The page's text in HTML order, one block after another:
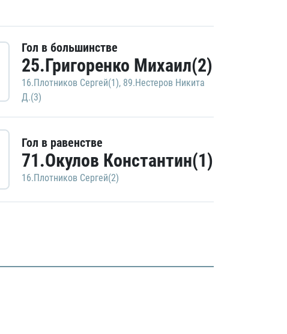
Гол в большинстве
25.Григоренко Михаил(2)
16.Плотников Сергей(1), 89.Нестеров Никита
Д.(3)
Гол в равенстве
71.Окулов Константин(1)
16.Плотников Сергей(2)